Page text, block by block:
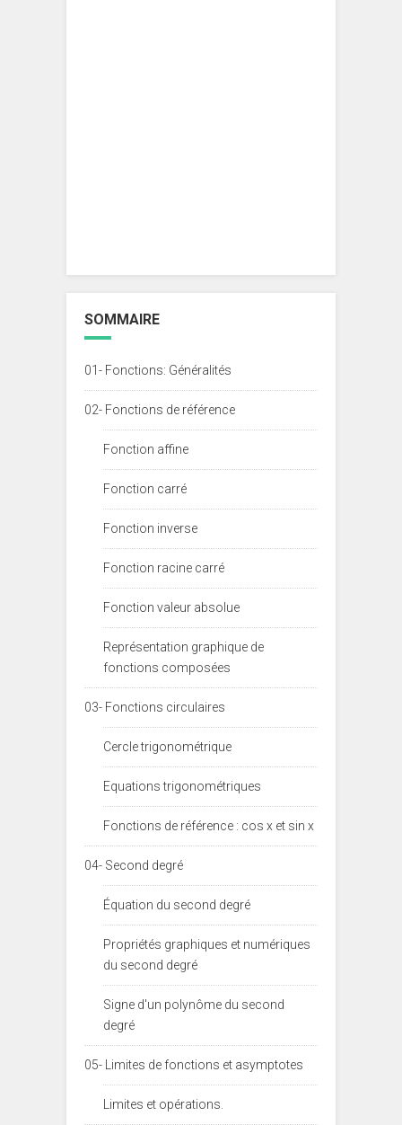
SOMMAIRE
01- Fonctions: Généralités
02- Fonctions de référence
Fonction affine
Fonction carré
Fonction inverse
Fonction racine carré
Fonction valeur absolue
Représentation graphique de
fonctions composées
03- Fonctions circulaires
Cercle trigonométrique
Equations trigonométriques
Fonctions de référence : cos x et sin x
04- Second degré
Équation du second degré
Propriétés graphiques et numériques
du second degré
Signe d'un polynôme du second
degré
05- Limites de fonctions et asymptotes
Limites et opérations.